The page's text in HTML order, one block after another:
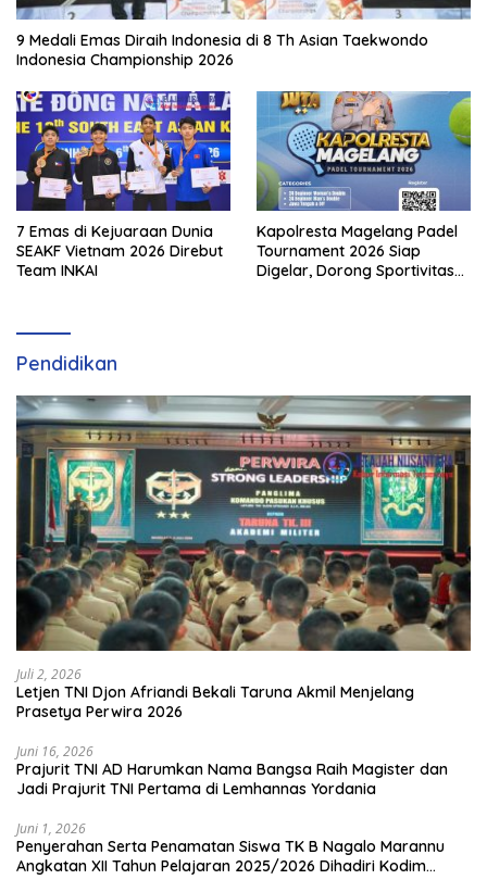
9 Medali Emas Diraih Indonesia di 8 Th Asian Taekwondo
Indonesia Championship 2026
7 Emas di Kejuaraan Dunia
SEAKF Vietnam 2026 Direbut
Team INKAI
Kapolresta Magelang Padel
Tournament 2026 Siap
Digelar, Dorong Sportivitas
Pendidikan
Juli 2, 2026
Letjen TNI Djon Afriandi Bekali Taruna Akmil Menjelang
Prasetya Perwira 2026
Juni 16, 2026
Prajurit TNI AD Harumkan Nama Bangsa Raih Magister dan
Jadi Prajurit TNI Pertama di Lemhannas Yordania
Juni 1, 2026
Penyerahan Serta Penamatan Siswa TK B Nagalo Marannu
Angkatan XII Tahun Pelajaran 2025/2026 Dihadiri Kodim